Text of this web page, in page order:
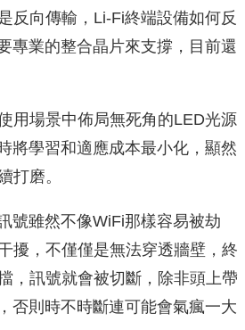
反向傳輸，Li-Fi終端設備如何反
專業的整合晶片來支撐，目前還
用場景中佈局無死角的LED光源
將學習和適應成本最小化，顯然
打磨。
號雖然不像WiFi那樣容易被劫
擾，不僅僅是無法穿透牆壁，終
，訊號就會被切斷，除非頭上帶
否則時不時斷連可能會氣瘋一大